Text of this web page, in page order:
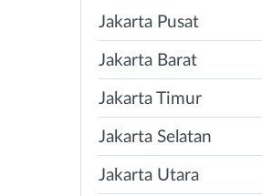
Jakarta Pusat
Jakarta Barat
Jakarta Timur
Jakarta Selatan
Jakarta Utara